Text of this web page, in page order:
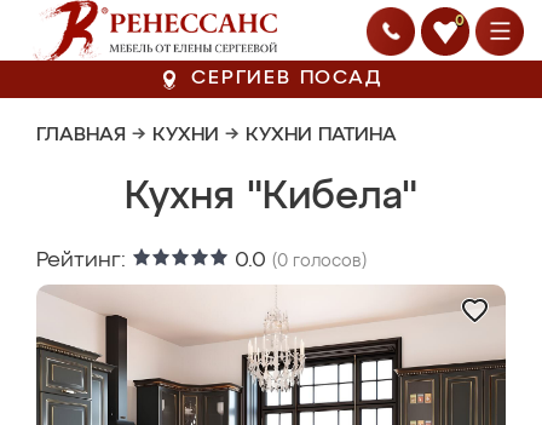
0
СЕРГИЕВ ПОСАД
ГЛАВНАЯ → КУХНИ → КУХНИ ПАТИНА
Кухня "Кибела"
Рейтинг: 0.0 (0 голосов)